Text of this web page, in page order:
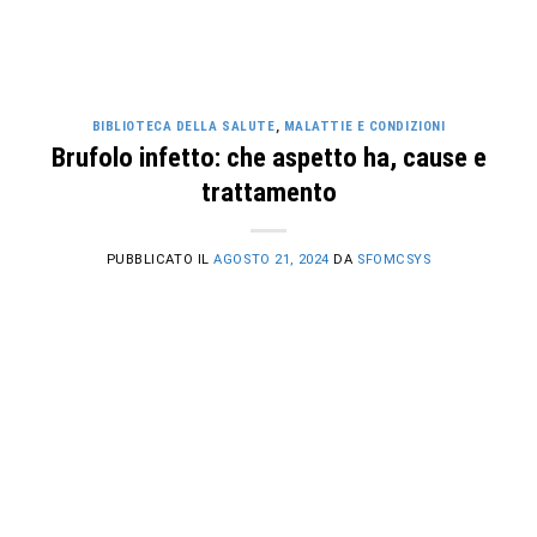
BIBLIOTECA DELLA SALUTE, MALATTIE E CONDIZIONI
Brufolo infetto: che aspetto ha, cause e
trattamento
PUBBLICATO ILAGOSTO 21, 2024 DA SFOMCSYS